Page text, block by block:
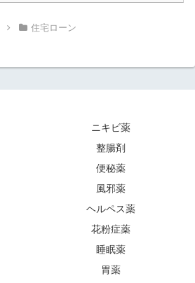
住宅ローン
ニキビ薬
整腸剤
便秘薬
風邪薬
ヘルペス薬
花粉症薬
睡眠薬
胃薬